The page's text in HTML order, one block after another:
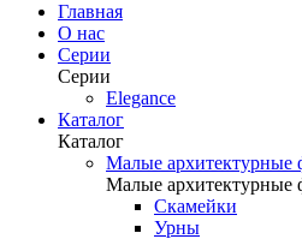
Главная
О нас
Серии
Серии
Elegance
Каталог
Каталог
Малые архитектурные
Малые архитектурные
Скамейки
Урны